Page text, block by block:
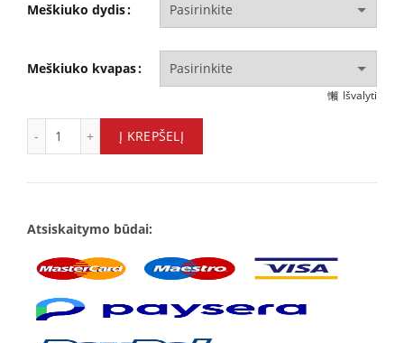
Meškiuko dydis
Meškiuko kvapas
Išvalyti
Tamsiai mėlynas rožių meškiukas quantity
Į KREPŠELĮ
Atsiskaitymo būdai: